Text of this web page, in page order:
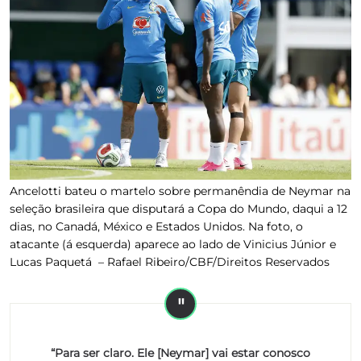
Ancelotti bateu o martelo sobre permanêndia de Neymar na
seleção brasileira que disputará a Copa do Mundo, daqui a 12
dias, no Canadá, México e Estados Unidos. Na foto, o
atacante (á esquerda) aparece ao lado de Vinicius Júnior e
Lucas Paquetá – Rafael Ribeiro/CBF/Direitos Reservados
“Para ser claro. Ele [Neymar] vai estar conosco